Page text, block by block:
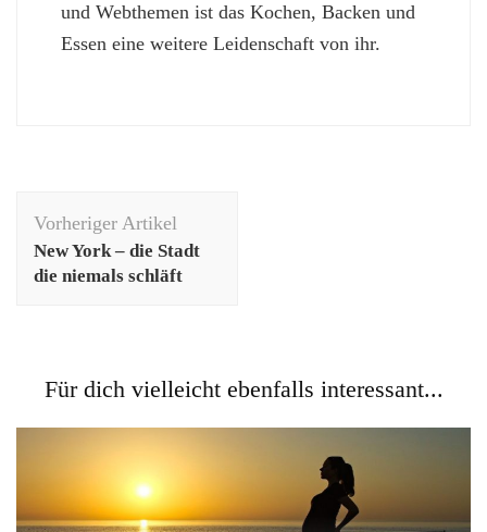
und Webthemen ist das Kochen, Backen und
Essen eine weitere Leidenschaft von ihr.
Vorheriger Artikel
New York – die Stadt
die niemals schläft
Für dich vielleicht ebenfalls interessant...